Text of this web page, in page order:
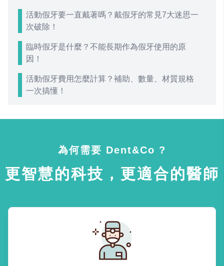
活動假牙要一直戴著嗎？戴假牙的常見7大迷思一
次破除！
臨時假牙是什麼？不能長期作為假牙使用的原
因！
活動假牙費用怎麼計算？補助、數量、材質規格
一次搞懂！
為何需要 Dent&Co ?
更智慧的科技，更適合的醫師